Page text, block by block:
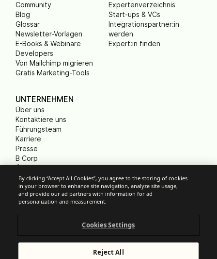
Community
Blog
Glossar
Newsletter-Vorlagen
E-Books & Webinare
Developers
Von Mailchimp migrieren
Gratis Marketing-Tools
Expertenverzeichnis
Start-ups & VCs
Integrationspartner:in
werden
Expert:in finden
UNTERNEHMEN
Über uns
Kontaktiere uns
Führungsteam
Karriere
Presse
B Corp
Gemeinnützige
Organisationen (NPO)
Cookie-Einstellungen
By clicking “Accept All Cookies”, you agree to the storing of cookies
in your browser to enhance site navigation, analyze site usage,
and provide our ad partners with information for ad
personalization and measurement.
Cookies Settings
Reject All